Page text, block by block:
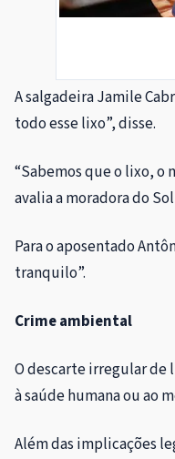
A salgadeira Jamile
todo esse lixo”, disse.
“Sabemos que o lixo, o
avalia a moradora do
Para o aposentado
tranquilo”.
Crime ambiental
O descarte irregular de
à saúde humana ou ao
Além das implicações